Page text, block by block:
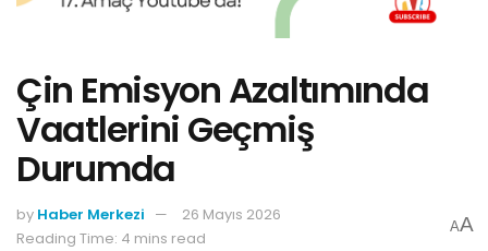
Çin Emisyon Azaltımında
Vaatlerini Geçmiş
Durumda
by Haber Merkezi
26 Mayıs 2026
Reading Time: 4 mins read
AA